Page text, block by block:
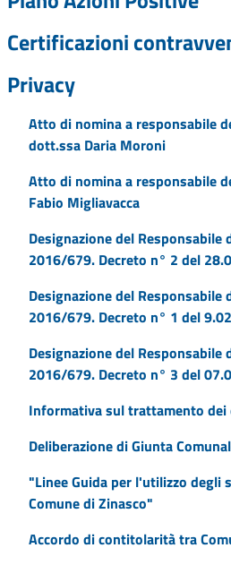
Certificazioni
Privacy
Atto di nomina a responsabile
dott.ssa Daria Moroni
Atto di nomina a responsabile
Fabio Migliavacca
Designazione del
2016/679. Decreto n° 2 del
Designazione del
2016/679. Decreto n° 1 del
Designazione del
2016/679. Decreto n° 3 del
Informativa sul trattamento dei
Deliberazione di Giunta
"Linee Guida per l'utilizzo
Comune di Zinasco"
Accordo di contitolarità tra